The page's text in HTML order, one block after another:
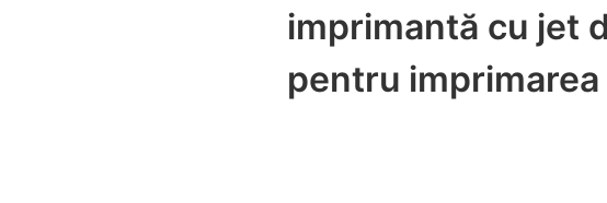
imprimantă cu jet
pentru